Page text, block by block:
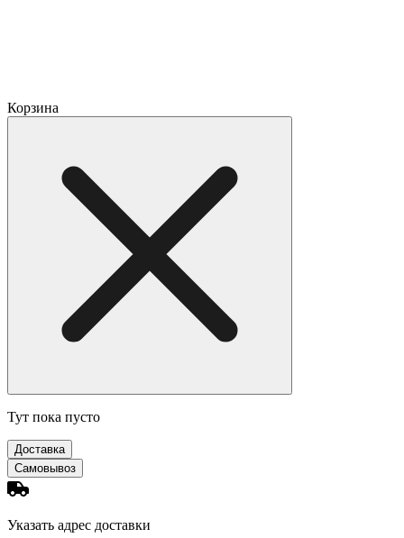
Корзина
Тут пока пусто
Доставка
Самовывоз
Указать адрес доставки